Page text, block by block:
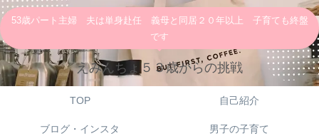
53歳パート主婦 夫は単身赴任 義母と同居２０年以上 子育ても終盤
です
えみんちょ５３歳からの挑戦
TOP 自己紹介
ブログ・インスタ 男子の子育て